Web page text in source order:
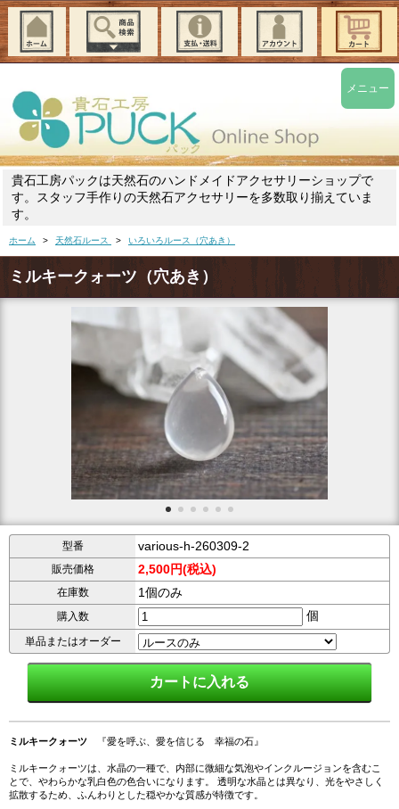
貴石工房パックは天然石のハンドメイドアクセサリーショップで
す。スタッフ手作りの天然石アクセサリーを多数取り揃えていま
す。
ホーム > 天然石ルース > いろいろルース（穴あき）
ミルキークォーツ（穴あき）
型番 various-h-260309-2
販売価格 2,500円(税込)
在庫数 1個のみ
購入数 個
単品またはオーダー
ミルキークォーツ 『愛を呼ぶ、愛を信じる 幸福の石』
ミルキークォーツは、水晶の一種で、内部に微細な気泡やインクルージョンを含むこ
とで、やわらかな乳白色の色合いになります。 透明な水晶とは異なり、光をやさしく
拡散するため、ふんわりとした穏やかな質感が特徴です。
メニュー